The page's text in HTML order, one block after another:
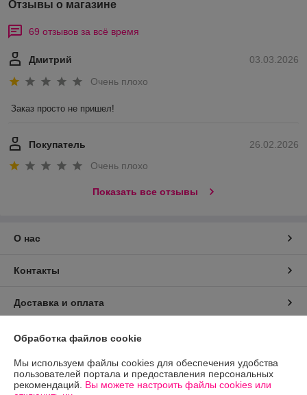
Отзывы о магазине
69 отзывов за всё время
03.03.2026
Дмитрий
Очень плохо
Заказ просто не пришел!
26.02.2026
Покупатель
Очень плохо
Показать все отзывы
О нас
Контакты
Доставка и оплата
График работы
Полная версия сайта
Обработка файлов cookie
Мы используем файлы cookies для обеспечения удобства
пользователей портала и предоставления персональных
рекомендаций. Вы можете настроить файлы cookies или